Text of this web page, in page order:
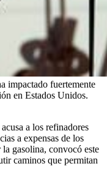
impactado fuertemente
en Estados Unidos.
a los refinadores
a expensas de los
gasolina, convocó este
caminos que permitan